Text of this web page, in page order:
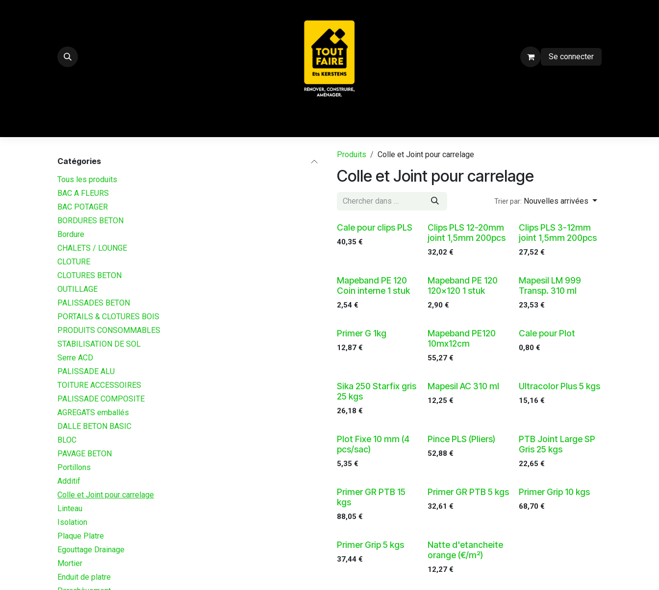
Se connecter
Catégories
Tous les produits
BAC A FLEURS
BAC POTAGER
BORDURES BETON
Bordure
CHALETS / LOUNGE
CLOTURE
CLOTURES BETON
OUTILLAGE
PALISSADES BETON
PORTAILS & CLOTURES BOIS
PRODUITS CONSOMMABLES
STABILISATION DE SOL
Serre ACD
PALISSADE ALU
TOITURE ACCESSOIRES
PALISSADE COMPOSITE
AGREGATS emballés
DALLE BETON BASIC
BLOC
PAVAGE BETON
Portillons
Additif
Colle et Joint pour carrelage
Linteau
Isolation
Plaque Platre
Egouttage Drainage
Mortier
Enduit de platre
Produits Colle et Joint pour carrelage
Colle et Joint pour carrelage
Trier par: Nouvelles arrivées
Cale pour clips PLS
40,35 €
Clips PLS 12-20mm
joint 1,5mm 200pcs
32,02 €
Clips PLS 3-12mm
joint 1,5mm 200pcs
27,52 €
Mapeband PE 120
Coin interne 1 stuk
2,54 €
Mapeband PE 120
120x120 1 stuk
2,90 €
Mapesil LM 999
Transp. 310 ml
23,53 €
Primer G 1kg
12,87 €
Mapeband PE120
10mx12cm
55,27 €
Cale pour Plot
0,80€
Sika 250 Starfix gris
25 kgs
26,18 €
Mapesil AC 310 ml
12,25 €
Ultracolor Plus 5 kgs
15,16 €
Plot Fixe 10 mm (4
pcs/sac)
5,35 €
Pince PLS (Pliers)
52,88 €
PTB Joint Large SP
Gris 25 kgs
22,65 €
Primer GR PTB 15
kgs
88,05 €
Primer GR PTB 5 kgs
32,61 €
Primer Grip 10 kgs
68,70€
Primer Grip 5 kgs
37,44 €
Natte d'etancheite
orange (€/m²)
12,27 €